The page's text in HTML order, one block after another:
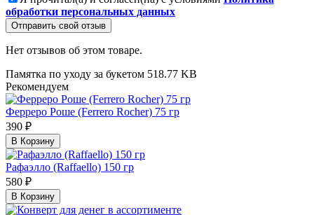
обработки персональных данных
Отправить свой отзыв
Нет отзывов об этом товаре.
Памятка по уходу за букетом 518.77 KB
Рекомендуем
Ферреро Роше (Ferrero Rocher) 75 гр
390 ₽
В Корзину
Рафаэлло (Raffaello) 150 гр
580 ₽
В Корзину